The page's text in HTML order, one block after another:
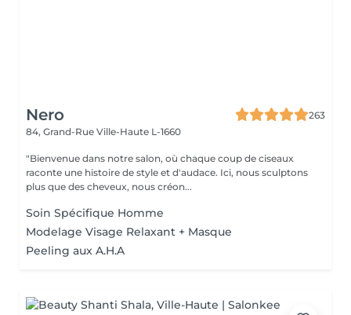
Nero
263
84, Grand-Rue Ville-Haute L-1660
"Bienvenue dans notre salon, où chaque coup de ciseaux
raconte une histoire de style et d'audace. Ici, nous sculptons
plus que des cheveux, nous créon...
Soin Spécifique Homme
Modelage Visage Relaxant + Masque
Peeling aux A.H.A